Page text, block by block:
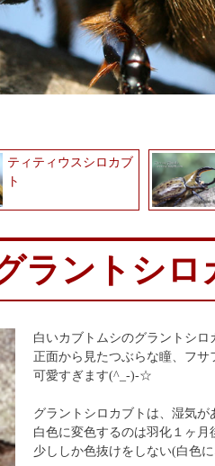
ティティウスシロカブ
ト
ラントシロ
白いカブトムシのグラントシロ
正面から見たつぶらな瞳、フ
可愛すぎます(^_-)-☆
グラントシロカブトは、湿気
白色に変色するのは羽化１ヶ
少ししか色抜けをしない(白色